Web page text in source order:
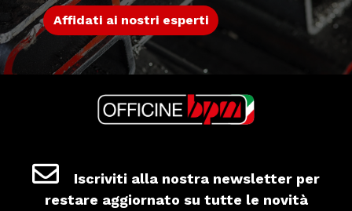
Affidati ai nostri esperti
Iscriviti alla nostra newsletter per
restare aggiornato su tutte le novità